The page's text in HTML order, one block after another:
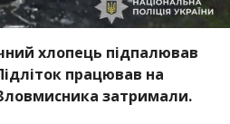
хлопець підпалював
працював на
затримали.